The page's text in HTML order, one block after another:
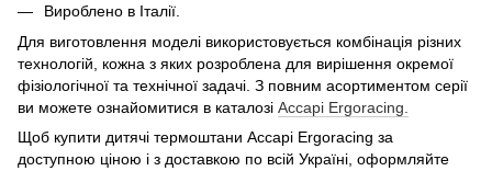
Вироблено в Італії.
Для виготовлення моделі використовується комбінація різних
технологій, кожна з яких розроблена для вирішення окремої
фізіологічної та технічної задачі. З повним асортиментом серії
ви можете ознайомитися в каталозі Accapi Ergoracing.
Щоб купити дитячі термоштани Accapi Ergoracing за
доступною ціною і з доставкою по всій Україні, оформляйте